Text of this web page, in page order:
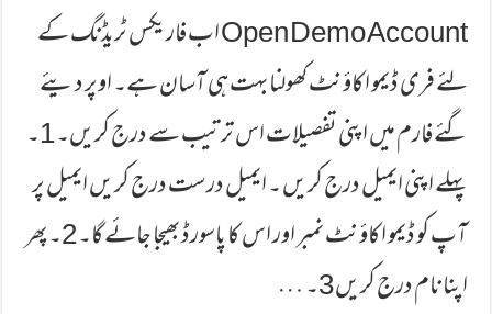
Open Demo Account اب فاریكس ٹریڈنگ كے
لئے فری ڈیمو اكاؤنٹ كھولنا بہت ہی آسان ہے۔ اوپر دیئے
گئے فارم میں اپنی تفصیلات اس ترتیب سے درج كریں۔ 1۔
پہلے اپنی ایمیل درج كریں ۔ ایمیل درست درج كریں ایمیل پر
آپ كو ڈیمو اكاؤنٹ نمبر اور اس كا پاسورڈ بھیجا جائے گا۔ 2۔ پھر
اپنا نام درج كریں 3۔ …